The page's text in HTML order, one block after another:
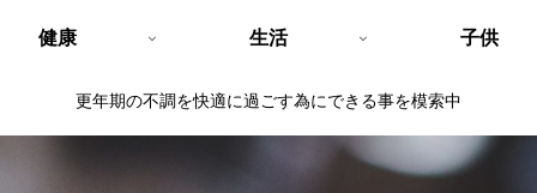
更年期の不調を快適に過ごす為にできる事を模索中
健康 生活 子供